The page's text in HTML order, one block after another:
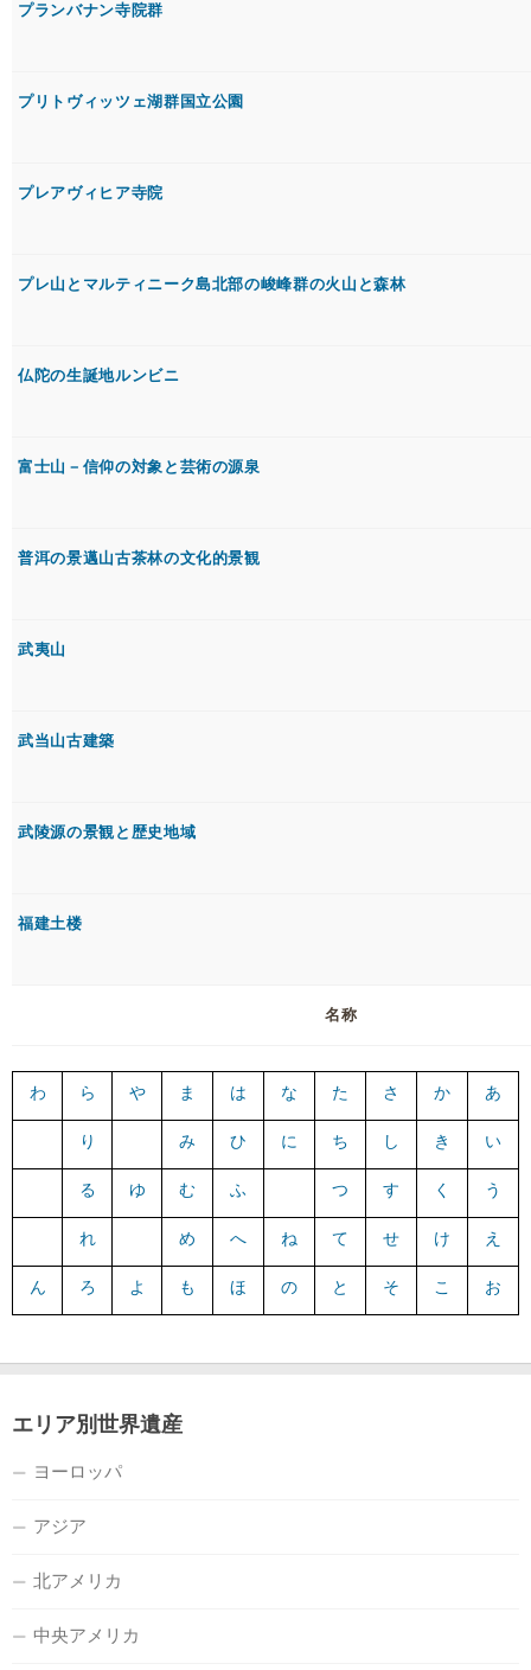
プランバナン寺院群
プリトヴィッツェ湖群国立公園
プレアヴィヒア寺院
プレ山とマルティニーク島北部の峻峰群の火山と森林
仏陀の生誕地ルンビニ
富士山－信仰の対象と芸術の源泉
普洱の景邁山古茶林の文化的景観
武夷山
武当山古建築
武陵源の景観と歴史地域
福建土楼
名称
わ ら や ま は な た さ か あ
り み ひ に ち し き い
る ゆ む ふ つ す く う
れ め へ ね て せ け え
ん ろ よ も ほ の と そ こ お
エリア別世界遺産
ヨーロッパ
アジア
北アメリカ
中央アメリカ